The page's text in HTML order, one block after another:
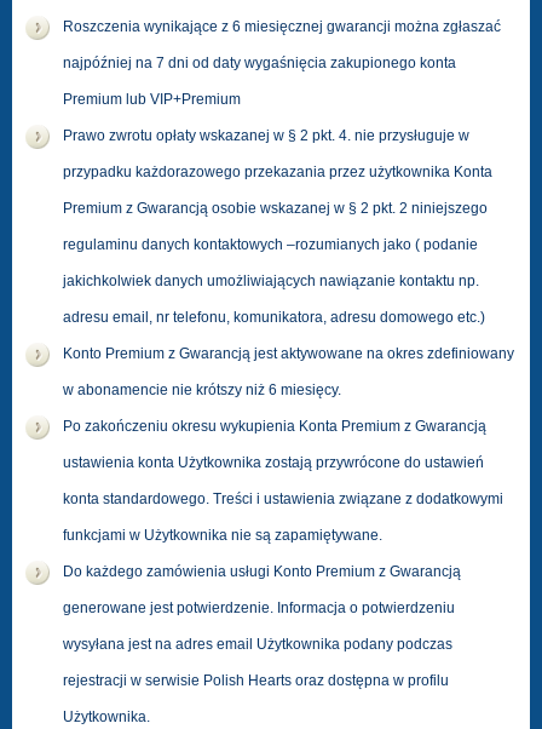
Roszczenia wynikające z 6 miesięcznej gwarancji można zgłaszać
najpóźniej na 7 dni od daty wygaśnięcia zakupionego konta
Premium lub VIP+Premium
Prawo zwrotu opłaty wskazanej w § 2 pkt. 4. nie przysługuje w
przypadku każdorazowego przekazania przez użytkownika Konta
Premium z Gwarancją osobie wskazanej w § 2 pkt. 2 niniejszego
regulaminu danych kontaktowych –rozumianych jako ( podanie
jakichkolwiek danych umożliwiających nawiązanie kontaktu np.
adresu e­mail, nr telefonu, komunikatora, adresu domowego etc.)
Konto Premium z Gwarancją jest aktywowane na okres zdefiniowany
w abonamencie nie krótszy niż 6 miesięcy.
Po zakończeniu okresu wykupienia Konta Premium z Gwarancją
ustawienia konta Użytkownika zostają przywrócone do ustawień
konta standardowego. Treści i ustawienia związane z dodatkowymi
funkcjami w Użytkownika nie są zapamiętywane.
Do każdego zamówienia usługi Konto Premium z Gwarancją
generowane jest potwierdzenie. Informacja o potwierdzeniu
wysyłana jest na adres e­mail Użytkownika podany podczas
rejestracji w serwisie Polish Hearts oraz dostępna w profilu
Użytkownika.